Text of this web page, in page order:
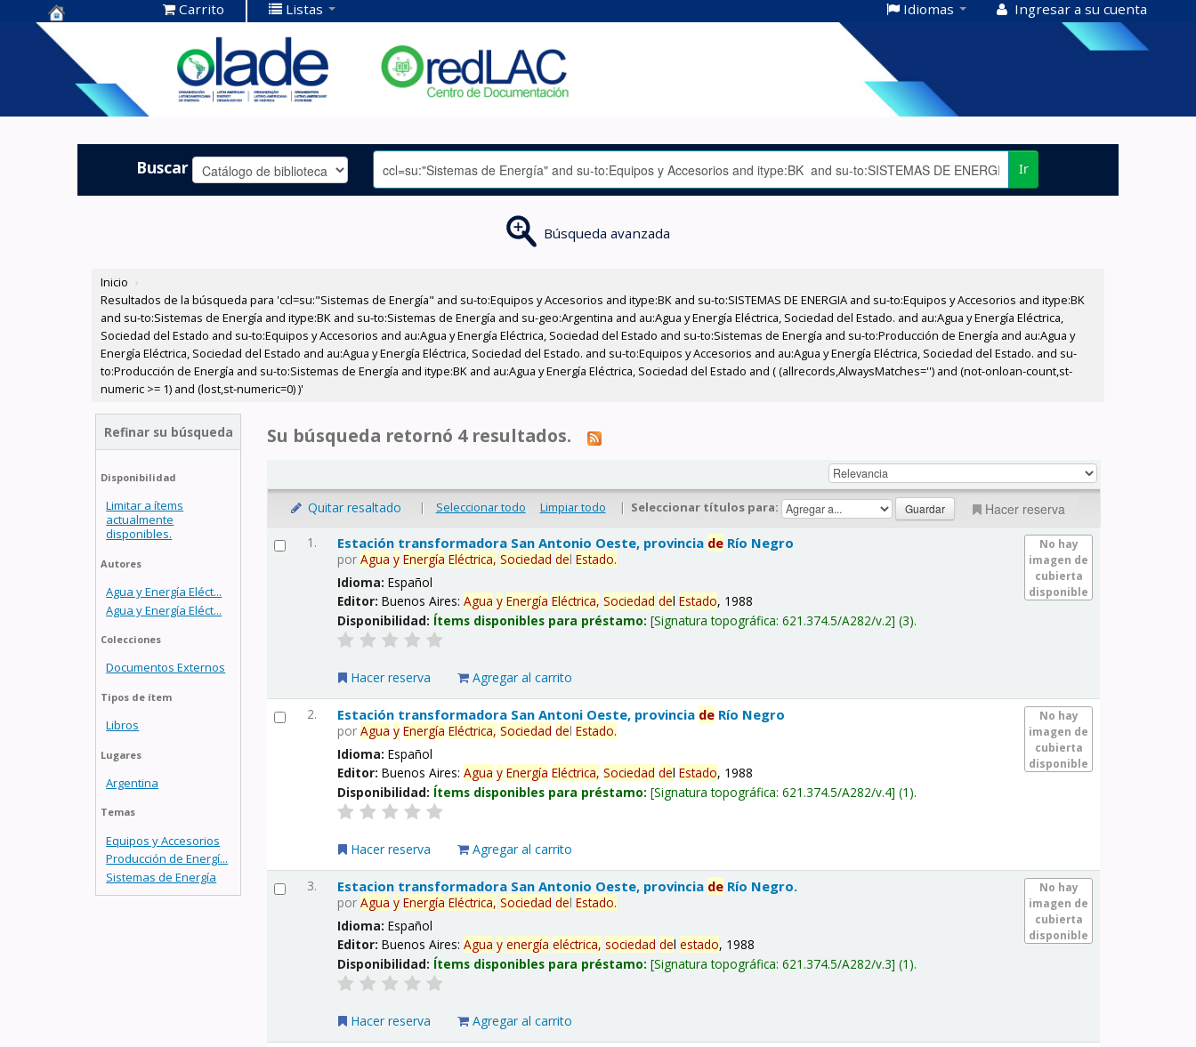
Centro de
Documentación
OLADE -
Carrito Listas Idiomas Ingresar a su cuenta
Buscar Ir
Búsqueda avanzada
Inicio ›
Resultados de la búsqueda para 'ccl=su:"Sistemas de Energía" and su-to:Equipos y Accesorios and itype:BK and su-to:SISTEMAS DE ENERGIA and su-to:Equipos y Accesorios and itype:BK
and su-to:Sistemas de Energía and itype:BK and su-to:Sistemas de Energía and su-geo:Argentina and au:Agua y Energía Eléctrica, Sociedad del Estado. and au:Agua y Energía Eléctrica,
Sociedad del Estado and su-to:Equipos y Accesorios and au:Agua y Energía Eléctrica, Sociedad del Estado and su-to:Sistemas de Energía and su-to:Producción de Energía and au:Agua y
Energía Eléctrica, Sociedad del Estado and au:Agua y Energía Eléctrica, Sociedad del Estado. and su-to:Equipos y Accesorios and au:Agua y Energía Eléctrica, Sociedad del Estado. and su-
to:Producción de Energía and su-to:Sistemas de Energía and itype:BK and au:Agua y Energía Eléctrica, Sociedad del Estado and ( (allrecords,AlwaysMatches='') and (not-onloan-count,st-
numeric >= 1) and (lost,st-numeric=0) )'
Refinar su búsqueda
Disponibilidad
Limitar a ítems
actualmente
disponibles.
Autores
Agua y Energía Eléct...
Agua y Energía Eléct...
Colecciones
Documentos Externos
Tipos de ítem
Libros
Lugares
Argentina
Temas
Equipos y Accesorios
Producción de Energí...
Sistemas de Energía
Su búsqueda retornó 4 resultados.
Quitar resaltado | Seleccionar todo Limpiar todo | Seleccionar títulos para: Hacer reserva
1.
No hay
imagen de
cubierta
disponible
Estación transformadora San Antonio Oeste, provincia de Río Negro
porAgua y Energía Eléctrica, Sociedad delEstado.
Idioma:Español
Editor:Buenos Aires:Agua y Energía Eléctrica, Sociedad delEstado, 1988
Disponibilidad: Ítems disponibles para préstamo: Signatura topográfica:621.374.5/A282/v.2 (3).
Hacer reserva Agregar al carrito
2.
No hay
imagen de
cubierta
disponible
Estación transformadora San Antoni Oeste, provincia de Río Negro
porAgua y Energía Eléctrica, Sociedad delEstado.
Idioma:Español
Editor:Buenos Aires:Agua y Energía Eléctrica, Sociedad delEstado, 1988
Disponibilidad: Ítems disponibles para préstamo: Signatura topográfica:621.374.5/A282/v.4 (1).
Hacer reserva Agregar al carrito
3.
No hay
imagen de
cubierta
disponible
Estacion transformadora San Antonio Oeste, provincia de Río Negro.
porAgua y Energía Eléctrica, Sociedad delEstado.
Idioma:Español
Editor:Buenos Aires:Agua y energía eléctrica, sociedad delestado, 1988
Disponibilidad: Ítems disponibles para préstamo: Signatura topográfica:621.374.5/A282/v.3 (1).
Hacer reserva Agregar al carrito